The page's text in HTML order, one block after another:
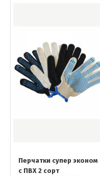
Перчатки супер эконом
с ПВХ 2 сорт